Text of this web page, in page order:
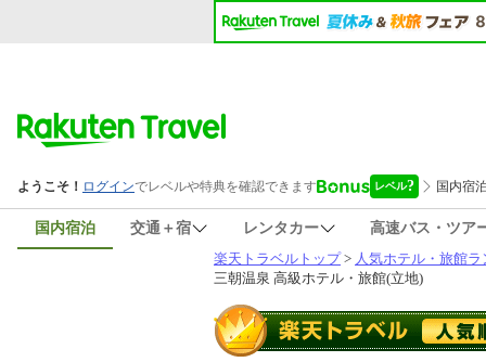
国内宿泊 交通＋宿 レンタカー
高速バス・ツア
楽天トラベルトップ> 人気ホテル・旅館ラ
三朝温泉 高級ホテル・旅館(立地)